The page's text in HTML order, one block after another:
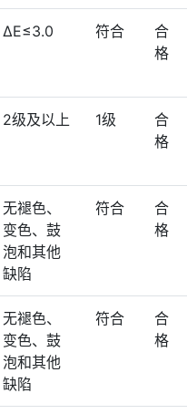
ΔE≤3.0 符合
合
格
2级及以上 1级
合
格
⽆褪⾊、
变⾊、⿎
泡和其他
缺陷
符合
合
格
⽆褪⾊、
变⾊、⿎
泡和其他
缺陷
符合
合
格